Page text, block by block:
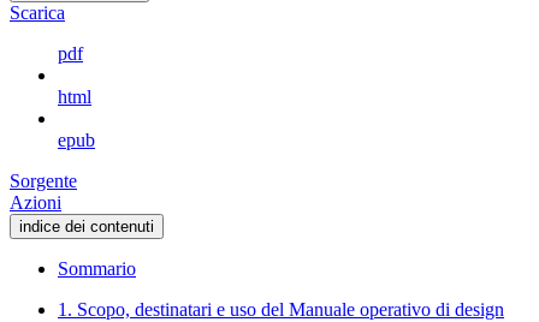
Scarica
pdf
html
epub
Sorgente
Azioni
indice dei contenuti
Sommario
1. Scopo, destinatari e uso del Manuale operativo di design